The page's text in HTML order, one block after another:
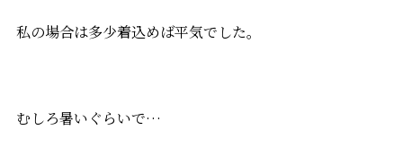
私の場合は多少着込めば平気でした。
むしろ暑いぐらいで…